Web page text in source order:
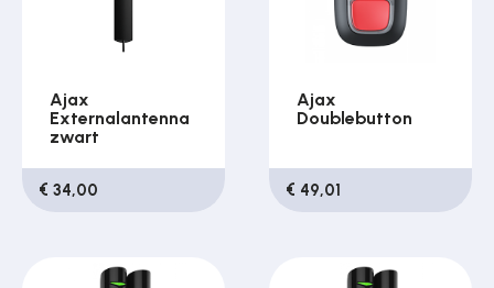
Ajax
Externalantenna
zwart
€ 34,00
Ajax
Doublebutton
€ 49,01